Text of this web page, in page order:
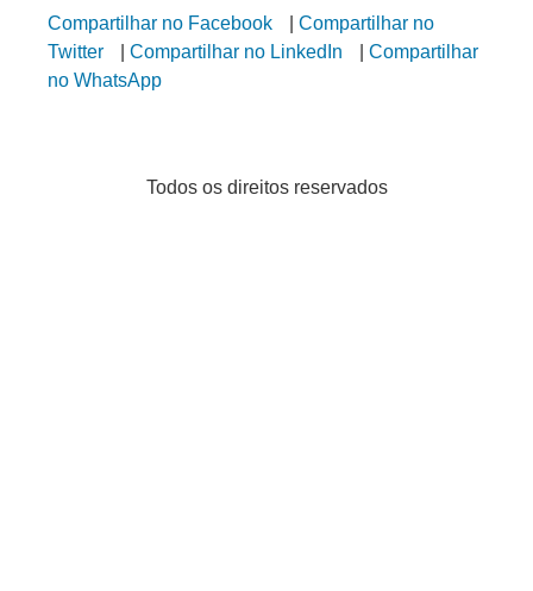
Compartilhar no Facebook
Compartilhar no
Twitter
Compartilhar no LinkedIn
Compartilhar
no WhatsApp
Todos os direitos reservados